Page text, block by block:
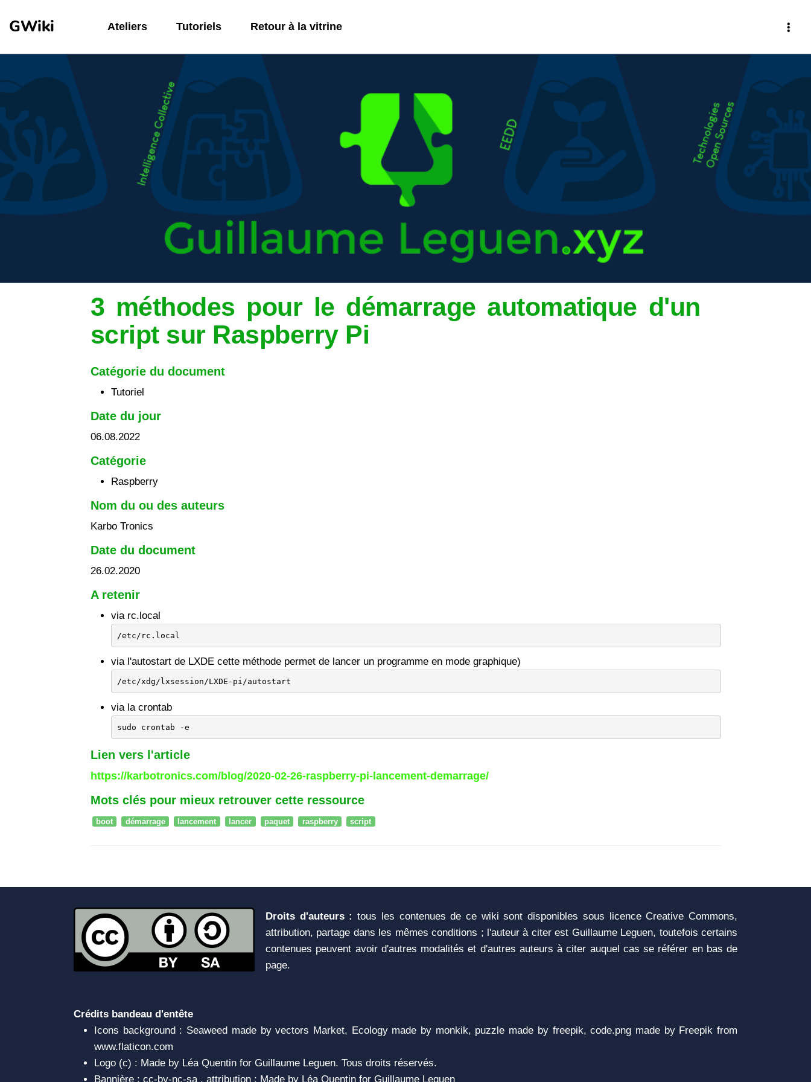
GWiki Ateliers Tutoriels Retour à la vitrine
3 méthodes pour le démarrage automatique d'un
script sur Raspberry Pi
Catégorie du document
Tutoriel
Date du jour
06.08.2022
Catégorie
Raspberry
Nom du ou des auteurs
Karbo Tronics
Date du document
26.02.2020
A retenir
via rc.local
/etc/rc.local
via l'autostart de LXDE cette méthode permet de lancer un programme en mode graphique)
/etc/xdg/lxsession/LXDE-pi/autostart
via la crontab
sudo crontab -e
Lien vers l'article
https://karbotronics.com/blog/2020-02-26-raspberry-pi-lancement-demarrage/
Mots clés pour mieux retrouver cette ressource
boot démarrage lancement lancer paquet raspberry script
Droits d'auteurs : tous les contenues de ce wiki sont disponibles sous licence Creative Commons,
attribution, partage dans les mêmes conditions ; l'auteur à citer est Guillaume Leguen, toutefois certains
contenues peuvent avoir d'autres modalités et d'autres auteurs à citer auquel cas se référer en bas de
page.
Crédits bandeau d'entête
Icons background : Seaweed made by vectors Market, Ecology made by monkik, puzzle made by freepik, code.png made by Freepik from
www.flaticon.com
Logo (c) : Made by Léa Quentin for Guillaume Leguen. Tous droits réservés.
Bannière : cc-by-nc-sa , attribution : Made by Léa Quentin for Guillaume Leguen